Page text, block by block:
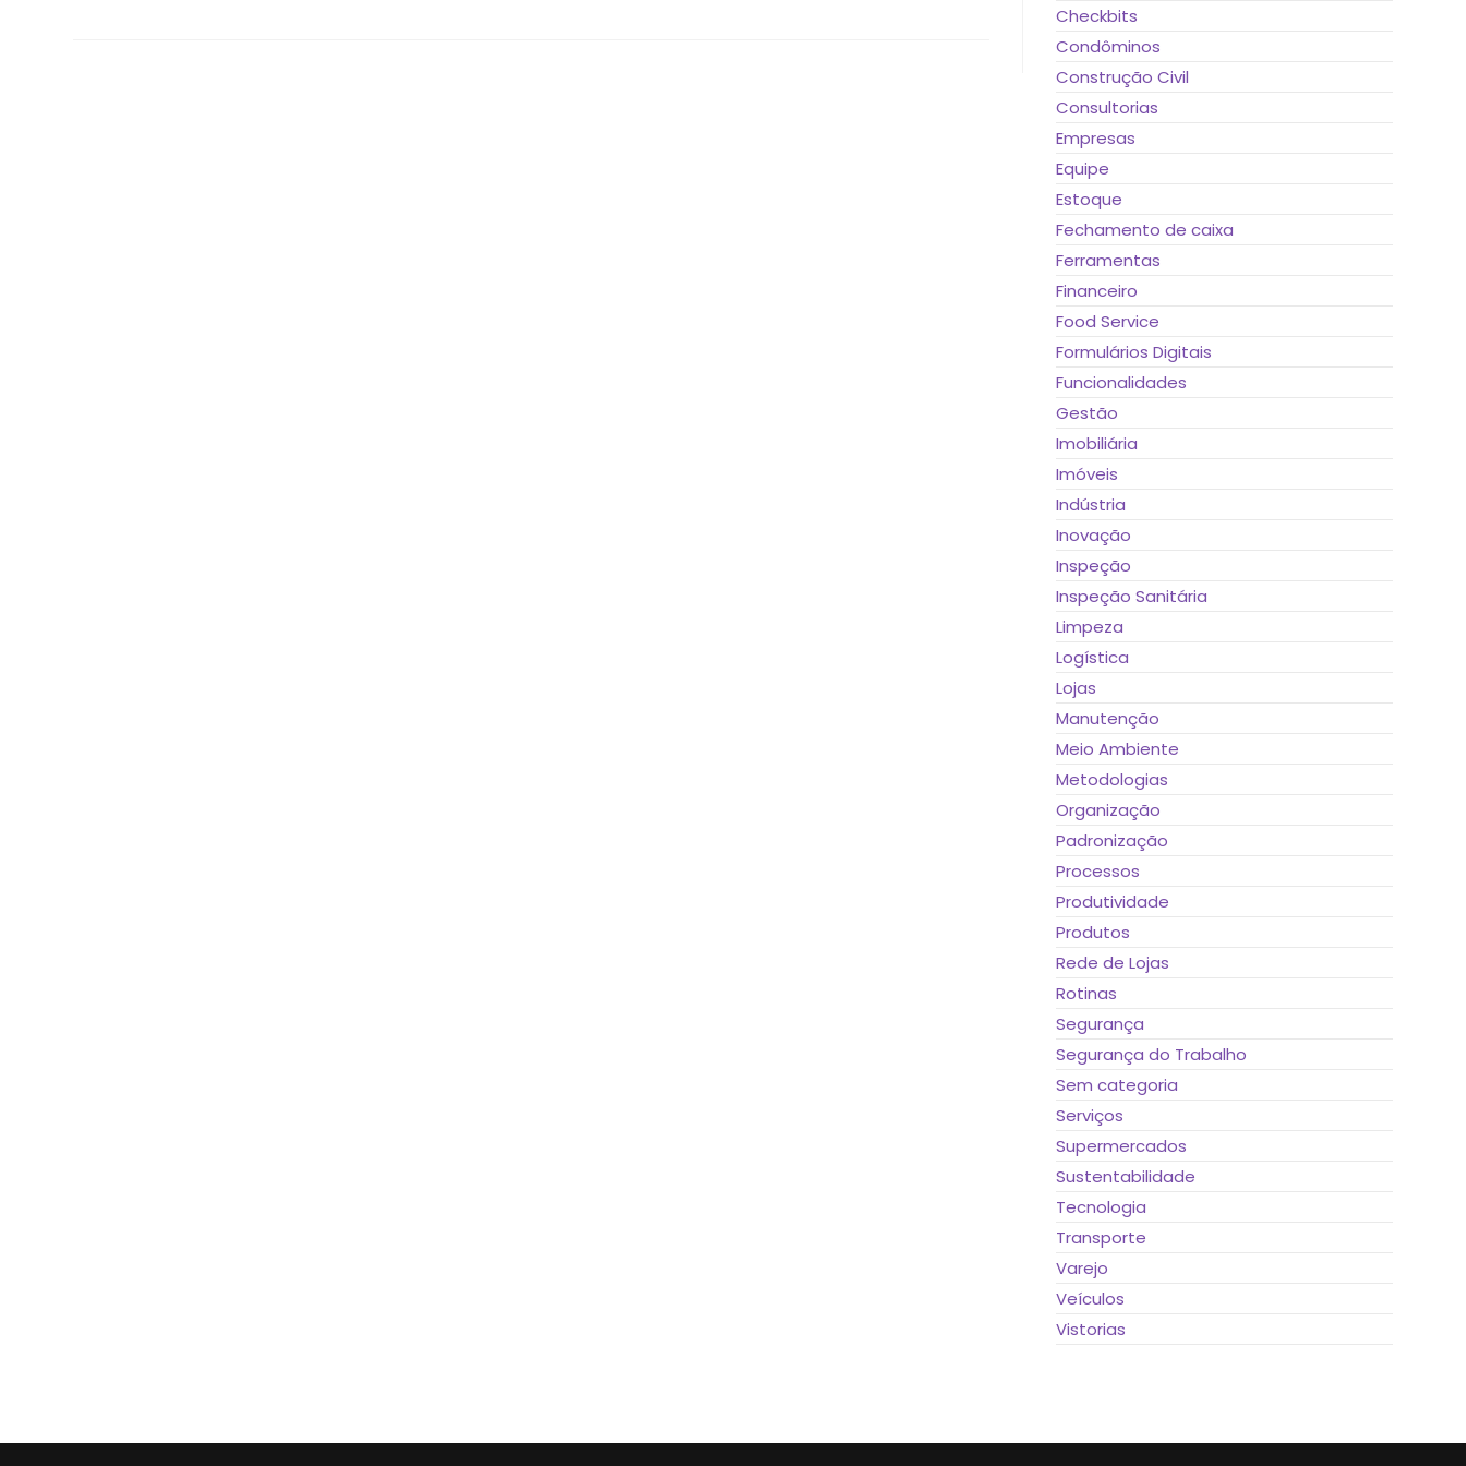
Checkbits
Condôminos
Construção Civil
Consultorias
Empresas
Equipe
Estoque
Fechamento de caixa
Ferramentas
Financeiro
Food Service
Formulários Digitais
Funcionalidades
Gestão
Imobiliária
Imóveis
Indústria
Inovação
Inspeção
Inspeção Sanitária
Limpeza
Logística
Lojas
Manutenção
Meio Ambiente
Metodologias
Organização
Padronização
Processos
Produtividade
Produtos
Rede de Lojas
Rotinas
Segurança
Segurança do Trabalho
Sem categoria
Serviços
Supermercados
Sustentabilidade
Tecnologia
Transporte
Varejo
Veículos
Vistorias